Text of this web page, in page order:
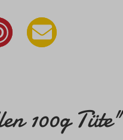
100g Tüte"